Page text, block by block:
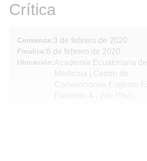
Crítica
Comienza:3 de febrero de 2020
Finaliza:6 de febrero de 2020
Ubicación:Academia Ecuatoriana de
Medicina | Centro de